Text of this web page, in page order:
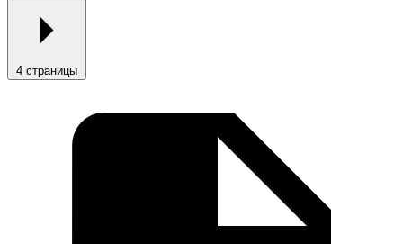
4 страницы